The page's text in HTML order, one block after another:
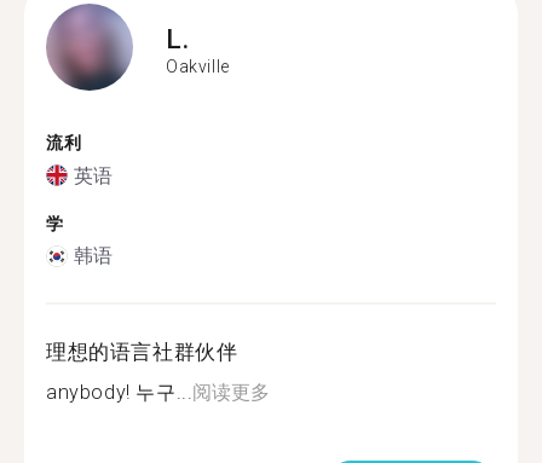
L.
Oakville
流利
英语
学
韩语
理想的语言社群伙伴
anybody! 누구...阅读更多